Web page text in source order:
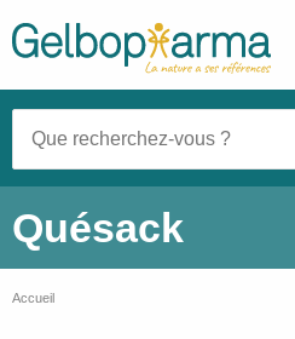
Quésack
Accueil